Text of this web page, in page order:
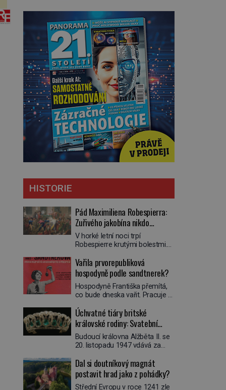
HISTORIE
Pád Maximiliena Robespierra:
Zuřivého jakobína nikdo
nelitoval?
V horké letní noci trpí
Robespierre krutými bolestmi.
víří kolotoč myšlenek. Když se
probere z mdlob, vzpomene si
na jednu z pařížských
jasnovidek, kterou před lety
navštívil. Prorokovala mu
vysmál. „Robespierre to
dotáhne hodně daleko,“
prohlásil o něm jiný významný
francouzský revolucionář,
Honoré de Mirabeau […]
Vařila prvorepubliková
hospodyně podle sandtnerek?
Hospodyně Františka přemítá,
co bude dneska vařit. Pracuje v
mlsný jazýček. Zalistuje proto
rychle v jedné ze „sandtnerek“.
„Zaplaťpánbůh, že už
nemusíme chodit s lístky,“
povzdechne si směrem ke
ruce. Ještě v prvních letech
nové republiky fungoval kvůli
nedostatku zboží přídělový
Úchvatné tiáry britské
královské rodiny: Svatební
klenot Alžbětě II. praskl
Budoucí královna Alžběta II. se
20. listopadu 1947 vdává za
Mountbattena. Aby měla na
obřad ve Westminsteru podle
tradice „něco vypůjčeného“, její
Dal si doutníkový magnát
postavit hrad jako z pohádky?
Střední Evropu v roce 1241 zle